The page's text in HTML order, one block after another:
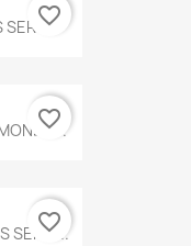
favorite_border
favorite_border
SERIE...
favorite_border